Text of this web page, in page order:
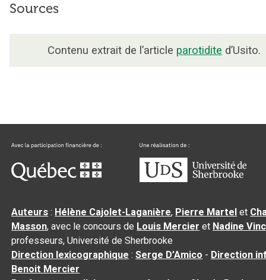
Sources
Contenu extrait de l’article parotidite d’Usito.
Auteurs : Hélène Cajolet-Laganière, Pierre Martel et
Masson, avec le concours de Louis Mercier et Nadine
professeurs, Université de Sherbrooke
Direction lexicographique :Serge D’Amico - Direction
Benoit Mercier